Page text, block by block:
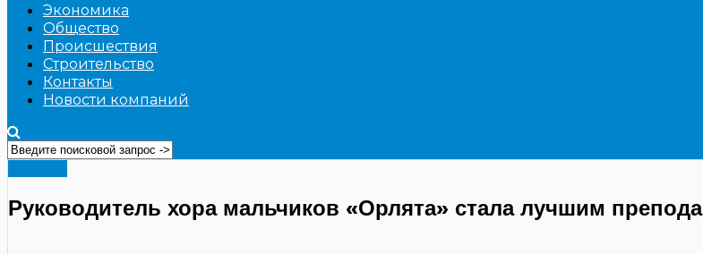
Экономика
Общество
Происшествия
Строительство
Контакты
Новости компаний
Руководитель хора мальчиков «Орлята» стала лучшим